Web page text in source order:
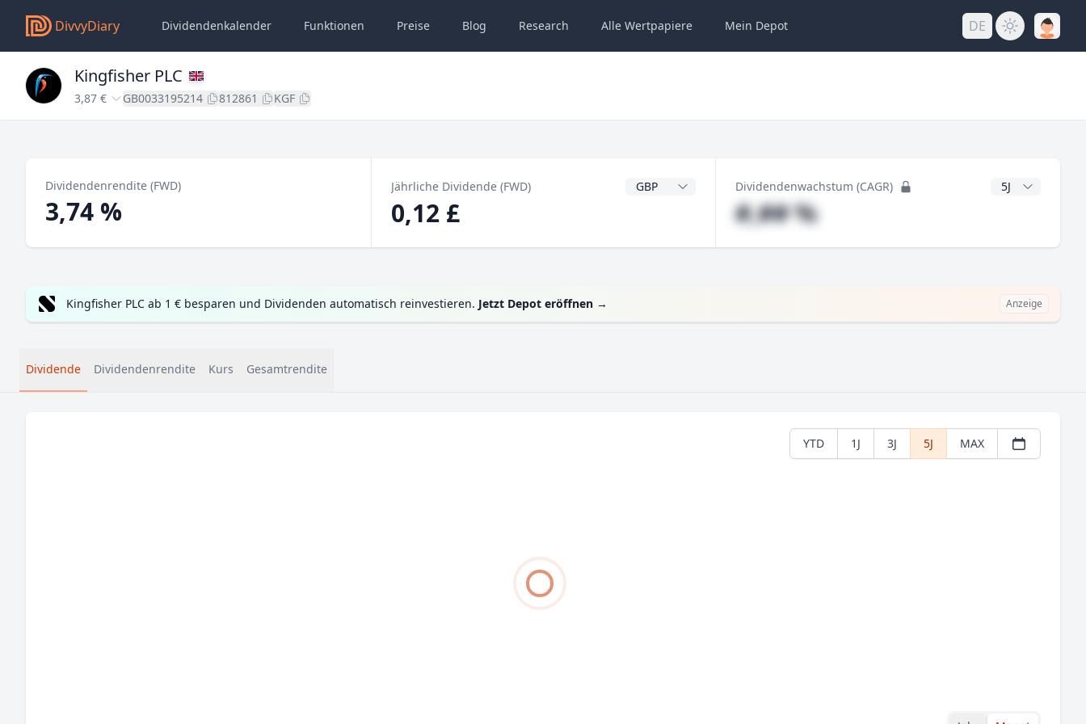
DivvyDiary Dividendenkalender Funktionen Preise Blog Research Alle Wertpapiere Mein Depot DE
Kingfisher PLC
3,87 € GB0033195214 812861 KGF
Dividendenrendite (FWD)
3,74 %
Jährliche Dividende (FWD) Dividendenwährung
0,12 £
Dividendenwachstum (CAGR) CAGR Jahre
#,## %
Kingfisher PLC ab 1 € besparen und Dividenden automatisch reinvestieren. Jetzt Depot eröffnen → Anzeige
Dividende Dividendenrendite Kurs Gesamtrendite
YTD 1J 3J 5J MAX